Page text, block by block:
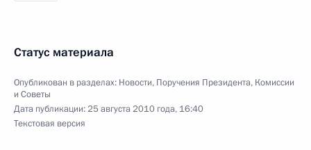
Статус материала
Опубликован в разделах: Новости, Поручения Президента, Комиссии
и Советы
Дата публикации:25 августа 2010 года, 16:40
Текстовая версия